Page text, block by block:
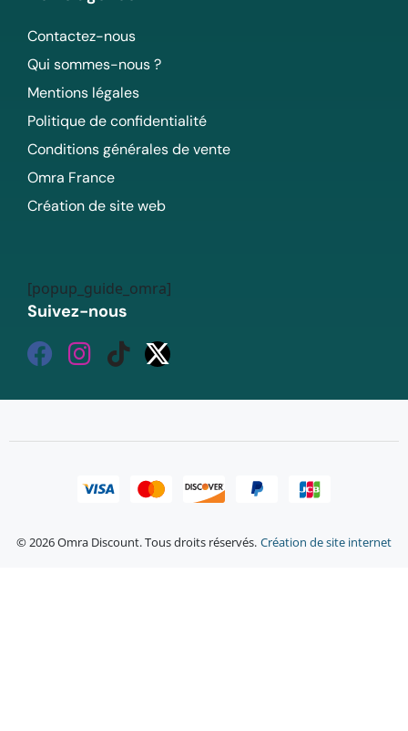
Contactez-nous
Qui sommes-nous ?
Mentions légales
Politique de confidentialité
Conditions générales de vente
Omra France
Création de site web
[popup_guide_omra]
Suivez-nous
© 2026 Omra Discount. Tous droits réservés. Création de site internet